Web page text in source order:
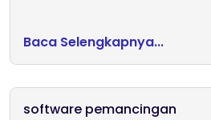
Baca Selengkapnya...
software pemancingan